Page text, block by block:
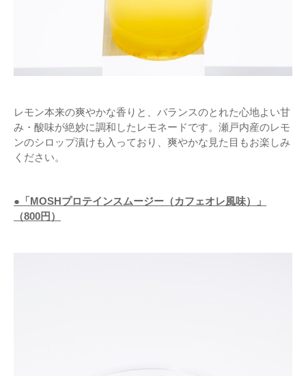
レモン本来の爽やかな香りと、バランスのとれた心地よい甘
み・酸味が絶妙に調和したレモネードです。瀬戸内産のレモ
ンのシロップ漬けも入っており、爽やかな見た目もお楽しみ
ください。
●「MOSHプロテインスムージー（カフェオレ風味）」
（800円）